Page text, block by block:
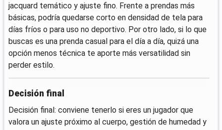
jacquard temático y ajuste fino. Frente a prendas más
básicas, podría quedarse corto en densidad de tela para
días fríos o para uso no deportivo. Por otro lado, si lo que
buscas es una prenda casual para el día a día, quizá una
opción menos técnica te aporte más versatilidad sin
perder estilo.
Decisión final
Decisión final: conviene tenerlo si eres un jugador que
valora un ajuste próximo al cuerpo, gestión de humedad y